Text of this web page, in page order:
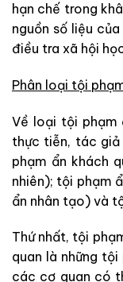
hạn chế trong
nguồn số liệu
điều tra xã hội
Phân loại tội
Về loại tội phạm
thực tiễn, tác giả
phạm ẩn khách
nhiên); tội phạm
ẩn nhân tạo) và
Thứ nhất, tội
quan là những
các cơ quan có